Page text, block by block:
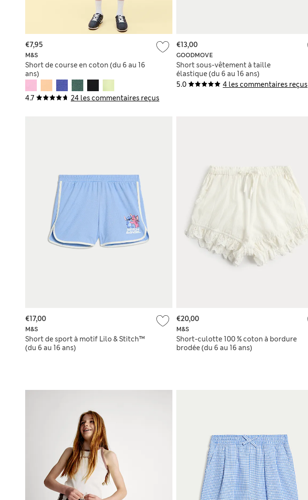
4.7 24 les commentaires reçus
M&S
Short de course en coton (du 6 au 16
ans)
€7,95
5.0 4 les commentaires reçus
GOODMOVE
Short sous-vêtement à taille
élastique (du 6 au 16 ans)
€13,00
M&S
Short de sport à motif Lilo & Stitch™
(du 6 au 16 ans)
€17,00
M&S
Short-culotte 100 % coton à bordure
brodée (du 6 au 16 ans)
€20,00